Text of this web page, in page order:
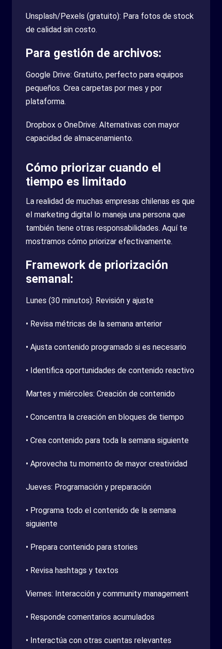
Unsplash/Pexels (gratuito): Para fotos de stock
de calidad sin costo.
Para gestión de archivos:
Google Drive: Gratuito, perfecto para equipos
pequeños. Crea carpetas por mes y por
plataforma.
Dropbox o OneDrive: Alternativas con mayor
capacidad de almacenamiento.
Cómo priorizar cuando el
tiempo es limitado
La realidad de muchas empresas chilenas es que
el marketing digital lo maneja una persona que
también tiene otras responsabilidades. Aquí te
mostramos cómo priorizar efectivamente.
Framework de priorización
semanal:
Lunes (30 minutos): Revisión y ajuste
• Revisa métricas de la semana anterior
• Ajusta contenido programado si es necesario
• Identifica oportunidades de contenido reactivo
Martes y miércoles: Creación de contenido
• Concentra la creación en bloques de tiempo
• Crea contenido para toda la semana siguiente
• Aprovecha tu momento de mayor creatividad
Jueves: Programación y preparación
• Programa todo el contenido de la semana
siguiente
• Prepara contenido para stories
• Revisa hashtags y textos
Viernes: Interacción y community management
• Responde comentarios acumulados
• Interactúa con otras cuentas relevantes